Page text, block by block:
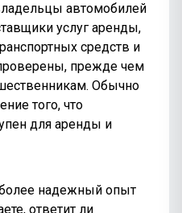
автомобилей
услуг аренды,
средств и
прежде чем
Обычно
того, что
для аренды и
более надежный опыт
ответит ли